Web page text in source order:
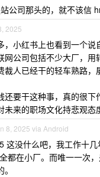
公司那头的，就不该信
2025
，小红书上也看到一个说
网公司包括不少大厂，用
人已经干的轻车熟路，
还要干这种事，真的很下
未来的职场文化持悲观态
8, 2025 via Android
这没什么吧，我工作十
都在小厂。而唯一一次